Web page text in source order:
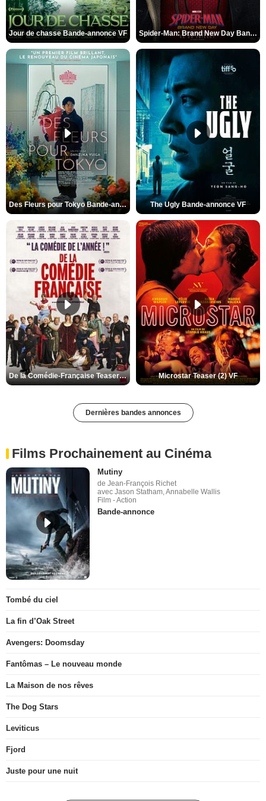
Jour de chasse Bande-annonce VF Spider-Man: Brand New Day Bande-annonce (3) VO STFR
Des Fleurs pour Tokyo Bande-annonce VO STFR The Ugly Bande-annonce VF
De la Comédie-Française Teaser (3) VF Microstar Teaser (2) VF
Dernières bandes annonces
Films Prochainement au Cinéma
Mutiny
de Jean-François Richet
avec Jason Statham, Annabelle Wallis
Film - Action
Bande-annonce
Tombé du ciel
La fin d’Oak Street
Avengers: Doomsday
Fantômas – Le nouveau monde
La Maison de nos rêves
The Dog Stars
Leviticus
Fjord
Juste pour une nuit